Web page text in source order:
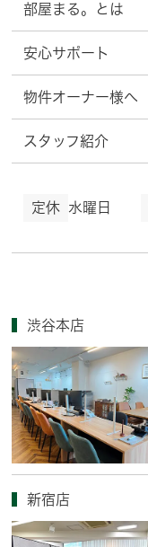
部屋まる。とは
安心サポート
物件オーナー様へ
スタッフ紹介
定休 水曜日
渋谷本店
新宿店